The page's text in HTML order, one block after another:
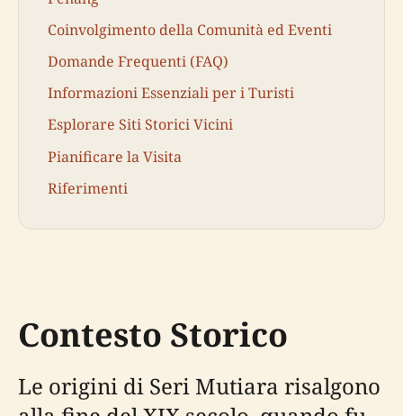
Coinvolgimento della Comunità ed Eventi
Domande Frequenti (FAQ)
Informazioni Essenziali per i Turisti
Esplorare Siti Storici Vicini
Pianificare la Visita
Riferimenti
Contesto Storico
Le origini di Seri Mutiara risalgono